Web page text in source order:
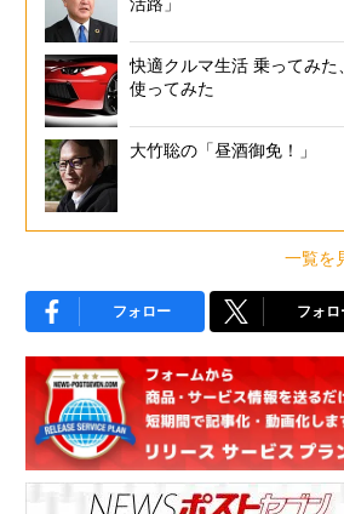
快適クルマ生活 乗ってみた、
使ってみた
大竹聡の「昼酒御免！」
一覧を
フォロー フォロ